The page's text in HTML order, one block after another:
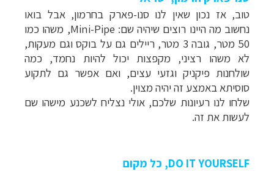
טוב, אז נכון שאין לנו סנו-פארק בחרמון, אבל בואו
נחשוב מה היינו רוצים שיהיה שם: Mini-Pipe, משהו כמו
50 מטר, גובה 3 מטר, ריילים גם על בוקס וגם מעקות,
לא משהו רציני, מקפצות יכול להיות נחמד, כמה
שולחנות פיקניק וגזעי עצים, ואם אפשר גם לתקוע
סוסיתא באמצע זה יהיה מצוין.
שלחו לנו רעיונות שלכם, אולי נצליח לשכנע מישהו שם
לעשות את זה.
DO IT YOURSELF, כל מקום